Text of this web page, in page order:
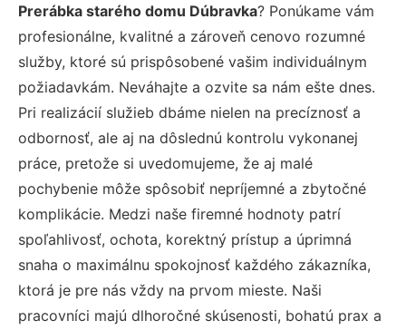
Prerábka starého domu Dúbravka? Ponúkame vám
profesionálne, kvalitné a zároveň cenovo rozumné
služby, ktoré sú prispôsobené vašim individuálnym
požiadavkám. Neváhajte a ozvite sa nám ešte dnes.
Pri realizácií služieb dbáme nielen na precíznosť a
odbornosť, ale aj na dôslednú kontrolu vykonanej
práce, pretože si uvedomujeme, že aj malé
pochybenie môže spôsobiť nepríjemné a zbytočné
komplikácie. Medzi naše firemné hodnoty patrí
spoľahlivosť, ochota, korektný prístup a úprimná
snaha o maximálnu spokojnosť každého zákazníka,
ktorá je pre nás vždy na prvom mieste. Naši
pracovníci majú dlhoročné skúsenosti, bohatú prax a